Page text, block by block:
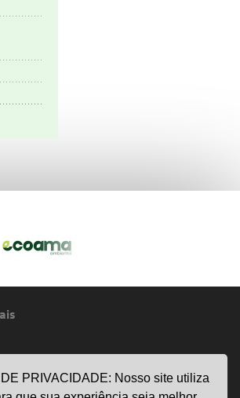
PRIVACIDADE: Nosso site utiliza